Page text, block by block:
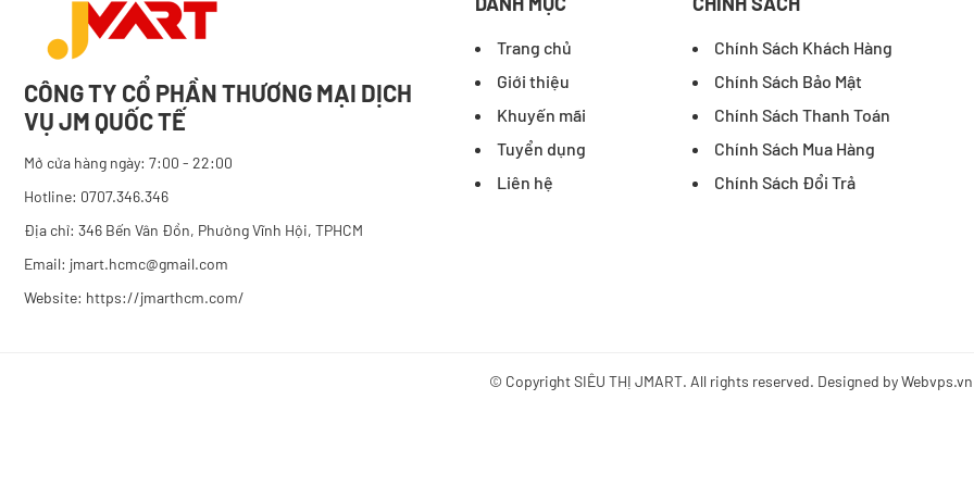
CÔNG TY CỔ PHẦN THƯƠNG MẠI DỊCH
VỤ JM QUỐC TẾ
Mở cửa hàng ngày: 7:00 - 22:00
Hotline: 0707.346.346
Địa chỉ: 346 Bến Vân Đồn, Phường Vĩnh Hội, TPHCM
Email: jmart.hcmc@gmail.com
Website: https://jmarthcm.com/
Trang chủ
Giới thiệu
Khuyến mãi
Tuyển dụng
Liên hệ
Chính Sách Khách Hàng
Chính Sách Bảo Mật
Chính Sách Thanh Toán
Chính Sách Mua Hàng
Chính Sách Đổi Trả
© CopyrightSIÊU THỊ JMART. All rights reserved. Designed byWebvps.vn